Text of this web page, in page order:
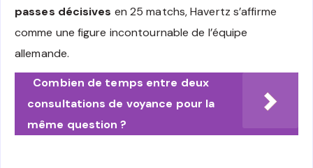
passes décisives en 25 matchs, Havertz s’affirme
comme une figure incontournable de l’équipe
allemande.
Combien de temps entre deux
consultations de voyance pour la
même question ?